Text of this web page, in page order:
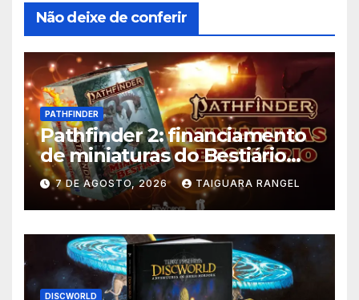
Não deixe de conferir
PATHFINDER
Pathfinder 2: financiamento
de miniaturas do Bestiário
supera meta no Catarse
7 DE AGOSTO, 2026 TAIGUARA RANGEL
DISCWORLD